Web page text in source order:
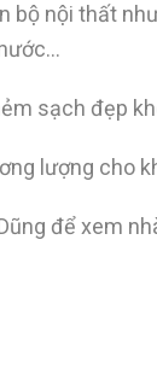
bộ nội thất
sạch đẹp
lượng cho
để xem